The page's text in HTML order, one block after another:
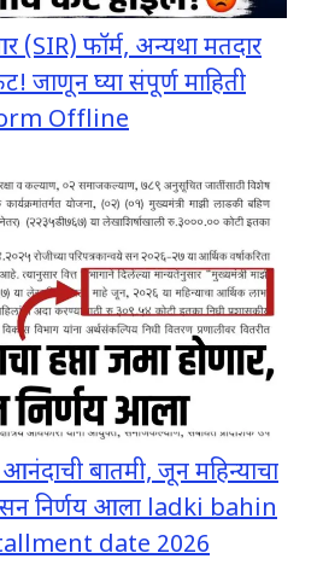
फॉर्म, अन्यथा मतदार
जाणून घ्या संपूर्ण माहिती
Offline
बातमी, जून महिन्याचा
निर्णय आला ladki bahin
date 2026